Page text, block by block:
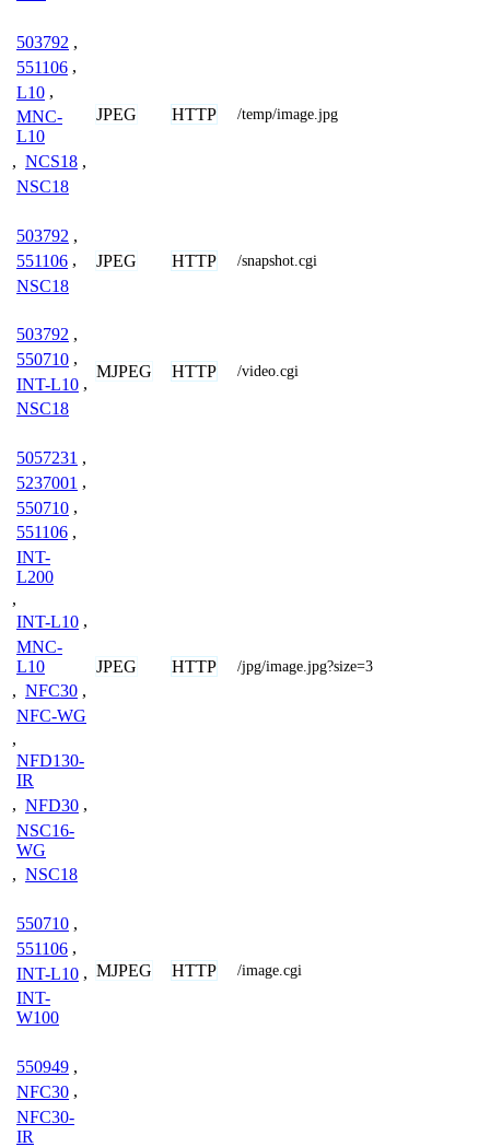
503792 ,
551106 ,
L10 ,
MNC-
L10
, NCS18 ,
NSC18
JPEG HTTP /temp/image.jpg
503792 ,
551106 ,
NSC18
JPEG HTTP /snapshot.cgi
503792 ,
550710 ,
INT-L10 ,
NSC18
MJPEG HTTP /video.cgi
5057231 ,
5237001 ,
550710 ,
551106 ,
INT-
L200
,
INT-L10 ,
MNC-
L10
, NFC30 ,
NFC-WG
,
NFD130-
IR
, NFD30 ,
NSC16-
WG
, NSC18
JPEG HTTP /jpg/image.jpg?size=3
550710 ,
551106 ,
INT-L10 ,
INT-
W100
MJPEG HTTP /image.cgi
550949 ,
NFC30 ,
NFC30-
IR